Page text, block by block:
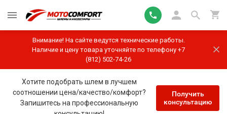
Внимание! На сайте ведутся технические работы.
Наличие и цену товара уточняйте по телефону +7
(812) 502-74-26
Хотите подобрать шлем в лучшем
соотношении цена/качество/комфорт?
Запишитесь на профессиональную
Получить
консультацию